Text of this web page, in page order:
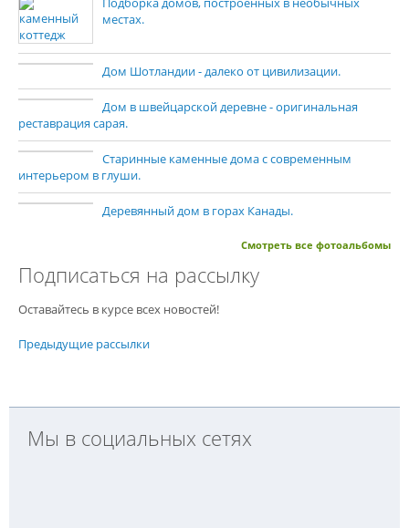
местах.
Дом Шотландии - далеко от цивилизации.
Дом в швейцарской деревне - оригинальная
реставрация сарая.
Старинные каменные дома с современным
интерьером в глуши.
Деревянный дом в горах Канады.
Смотреть все фотоальбомы
Подписаться на рассылку
Оставайтесь в курсе всех новостей!
Предыдущие рассылки
Мы в социальных сетях